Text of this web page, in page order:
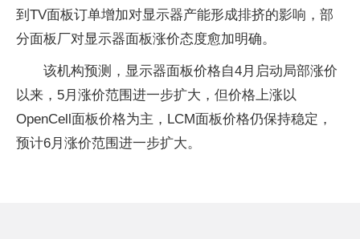
到TV面板订单增加对显示器产能形成排挤的影响，部
分面板厂对显示器面板涨价态度愈加明确。
该机构预测，显示器面板价格自4月启动局部涨价
以来，5月涨价范围进一步扩大，但价格上涨以
OpenCell面板价格为主，LCM面板价格仍保持稳定，
预计6月涨价范围进一步扩大。